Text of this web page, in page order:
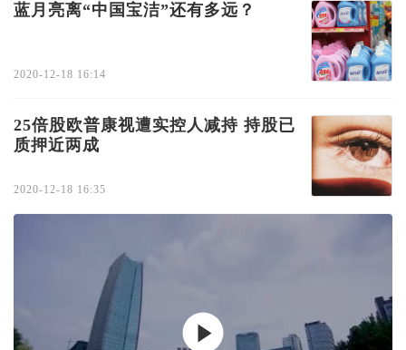
蓝月亮离“中国宝洁”还有多远？
2020-12-18 16:14
25倍股欧普康视遭实控人减持 持股已
质押近两成
2020-12-18 16:35